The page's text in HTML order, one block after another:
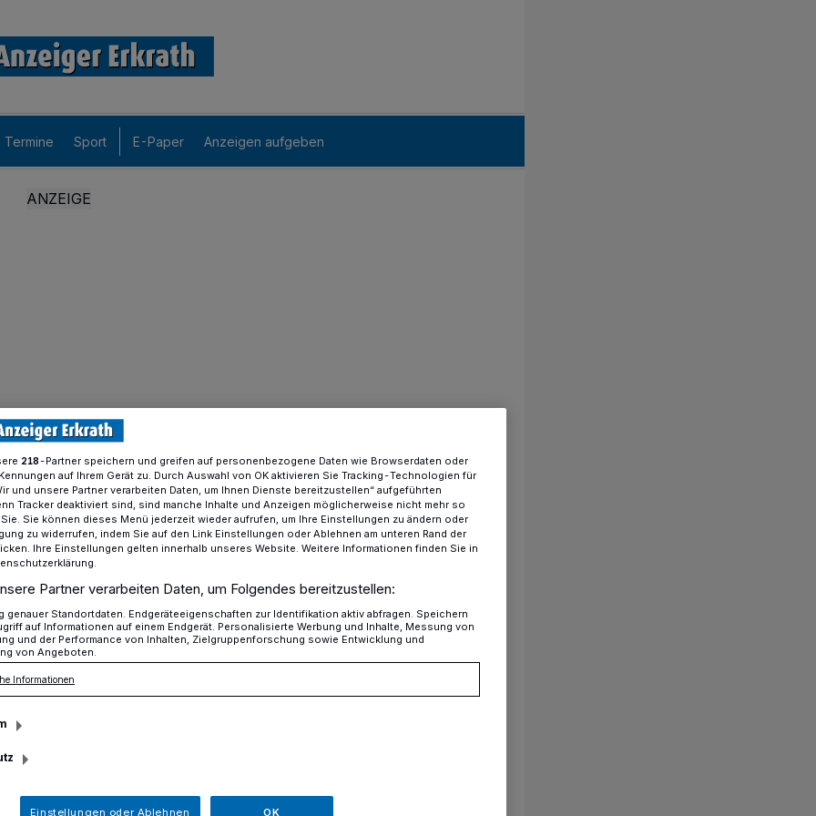
Termine Sport E-Paper Anzeigen aufgeben
besser für digitalen Unterricht rüsten
noch einmal deutlich gemacht, wie
Ausstattung ist. Das gilt auch für die
Zeit, die Schulen in Erkrath digital
218-Partner speichern und greifen auf personenbezogene Daten wie Browserdaten oder
auf Ihrem Gerät zu. Durch Auswahl von OK aktivieren Sie Tracking-Technologien für
und unsere Partner verarbeiten Daten, um Ihnen Dienste bereitzustellen“ aufgeführten
Tracker deaktiviert sind, sind manche Inhalte und Anzeigen möglicherweise nicht mehr so
Sie können dieses Menü jederzeit wieder aufrufen, um Ihre Einstellungen zu ändern oder
zu widerrufen, indem Sie auf den Link Einstellungen oder Ablehnen am unteren Rand der
Ihre Einstellungen gelten innerhalb unseres Website. Weitere Informationen finden Sie in
Partner verarbeiten Daten, um Folgendes bereitzustellen:
genauer Standortdaten. Endgeräteeigenschaften zur Identifikation aktiv abfragen. Speichern
auf Informationen auf einem Endgerät. Personalisierte Werbung und Inhalte, Messung von
und der Performance von Inhalten, Zielgruppenforschung sowie Entwicklung und
von Angeboten.
Informationen
Einstellungen oder Ablehnen OK